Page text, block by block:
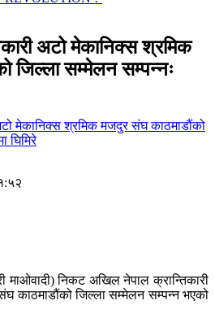
अटो मेकानिक्स श्रमिक
जिल्ला सम्मेलन सम्पन्नः
माओवादी) निकट अखिल नेपाल क्रान्तिकारी
काठमाडौंको जिल्ला सम्मेलन सम्पन्न भएको